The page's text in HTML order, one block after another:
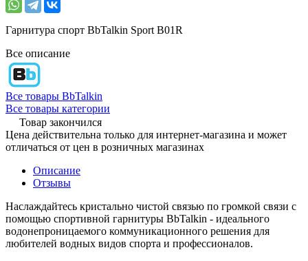
Гарнитура спорт BbTalkin Sport B01R
Все описание
Все товары BbTalkin
Все товары категории
Товар закончился
Цена действительна только для интернет-магазина и может
отличаться от цен в розничных магазинах
Описание
Отзывы
Наслаждайтесь кристально чистой связью по громкой связи с
помощью спортивной гарнитуры BbTalkin - идеального
водонепроницаемого коммуникационного решения для
любителей водных видов спорта и профессионалов.